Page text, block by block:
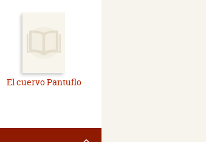
El cuervo Pantuflo